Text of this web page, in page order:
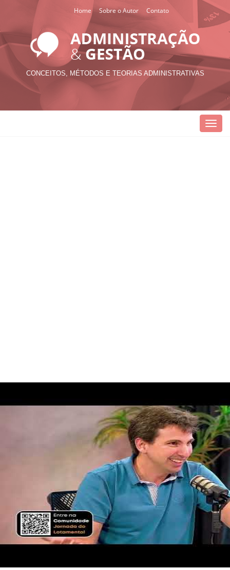
Home Sobre o Autor Contato
CONCEITOS, MÉTODOS E TEORIAS ADMINISTRATIVAS